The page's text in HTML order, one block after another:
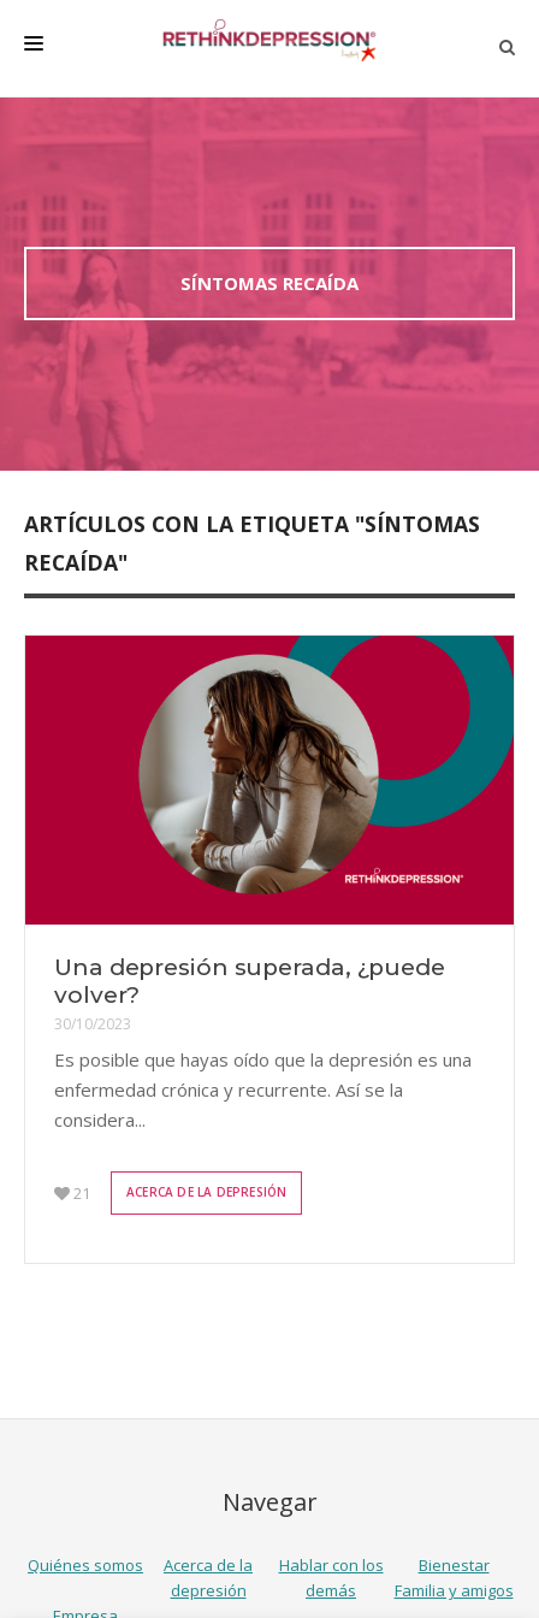
HABLAR CON LOS DEMÁS
BIENESTAR
FAMILIA Y AMIGOS
EMPRESA
DEPRESSÃO SEM RODEIOS
SÍNTOMAS RECAÍDA
ARTÍCULOS CON LA ETIQUETA "SÍNTOMAS
RECAÍDA"
Una depresión superada, ¿puede
volver?
30/10/2023
Es posible que hayas oído que la depresión es una
enfermedad crónica y recurrente. Así se la
considera...
21 ACERCA DE LA DEPRESIÓN
Navegar
Quiénes somos
Acerca de la
depresión
Hablar con los
demás
Bienestar
Familia y amigos